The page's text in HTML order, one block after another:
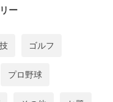
ー
ゴルフ
プロ野球